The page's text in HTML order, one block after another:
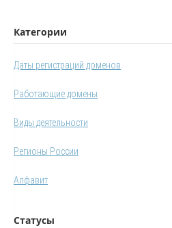
Категории
Даты регистраций доменов
Работающие домены
Виды деятельности
Регионы России
Алфавит
Статусы